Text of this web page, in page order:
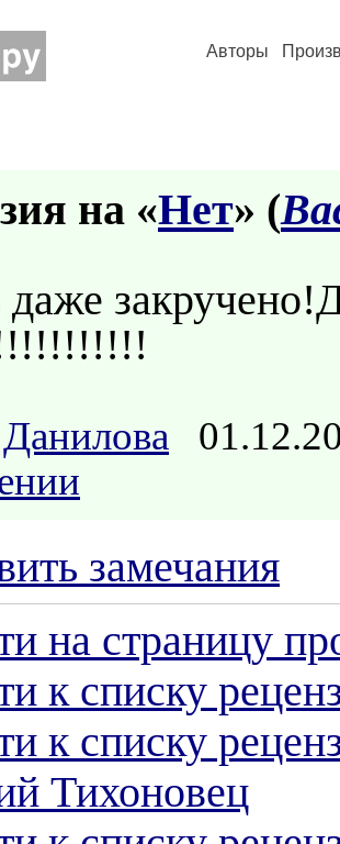
Авторы
на «Нет» (
замечания
на страницу
к списку
к списку
Тихоновец